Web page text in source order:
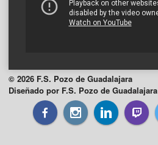
© 2026 F.S. Pozo de Guadalajara
Diseñado por F.S. Pozo de Guadalajara